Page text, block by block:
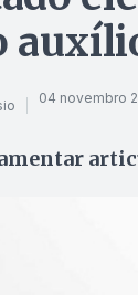
04 novembro